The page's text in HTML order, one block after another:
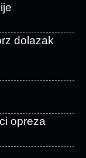
dolazak
opreza